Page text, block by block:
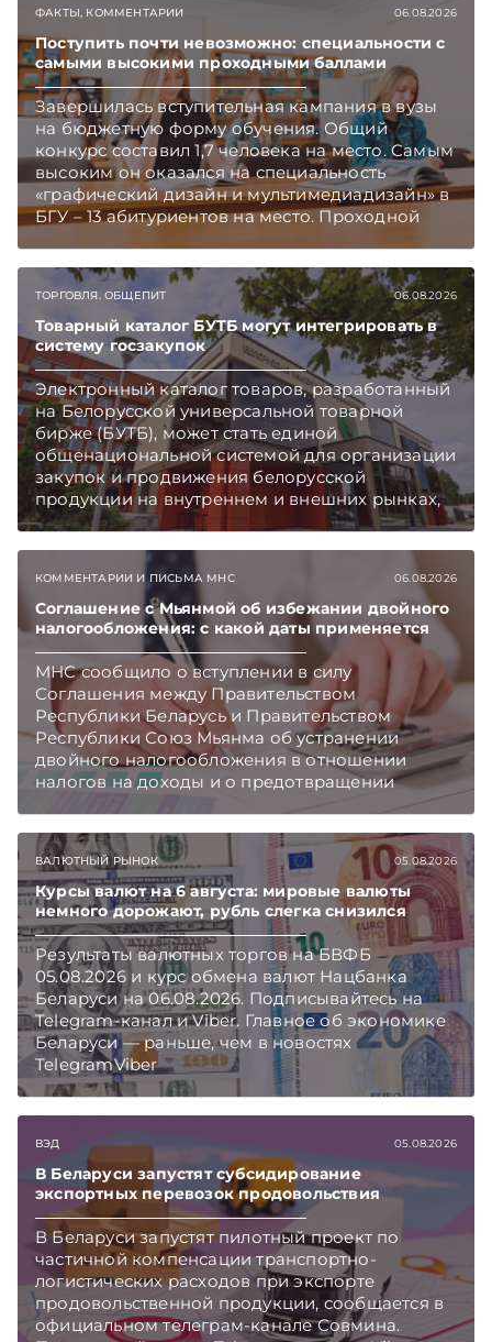
ФАКТЫ, КОММЕНТАРИИ 06.08.2026
Поступить почти невозможно: специальности с
самыми высокими проходными баллами
Завершилась вступительная кампания в вузы
на бюджетную форму обучения. Общий
конкурс составил 1,7 человека на место. Самым
высоким он оказался на специальность
«графический дизайн и мультимедиадизайн» в
БГУ – 13 абитуриентов на место. Проходной
Главное об экономике Беларуси — раньше,
чем в новостях TelegramViber
ТОРГОВЛЯ. ОБЩЕПИТ 06.08.2026
Товарный каталог БУТБ могут интегрировать в
систему госзакупок
Электронный каталог товаров, разработанный
на Белорусской универсальной товарной
бирже (БУТБ), может стать единой
общенациональной системой для организации
закупок и продвижения белорусской
продукции на внутреннем и внешних рынках,
сообщает пресс-служба МАРТ.
Главное об экономике Беларуси — раньше,
чем в новостях TelegramViber
КОММЕНТАРИИ И ПИСЬМА МНС 06.08.2026
Соглашение с Мьянмой об избежании двойного
налогообложения: с какой даты применяется
МНС сообщило о вступлении в силу
Соглашения между Правительством
Республики Беларусь и Правительством
Республики Союз Мьянма об устранении
двойного налогообложения в отношении
налогов на доходы и о предотвращении
избежания и уклонения от налогообложения.
Главное об экономике Беларуси — раньше,
чем в новостях TelegramViber
ВАЛЮТНЫЙ РЫНОК 05.08.2026
Курсы валют на 6 августа: мировые валюты
немного дорожают, рубль слегка снизился
Результаты валютных торгов на БВФБ
05.08.2026 и курс обмена валют Нацбанка
Беларуси на 06.08.2026. Подписывайтесь на
Telegram‑канал и Viber. Главное об экономике
Беларуси — раньше, чем в новостях
TelegramViber
ВЭД 05.08.2026
В Беларуси запустят субсидирование
экспортных перевозок продовольствия
В Беларуси запустят пилотный проект по
частичной компенсации транспортно-
логистических расходов при экспорте
продовольственной продукции, сообщается в
официальном телеграм-канале Совмина.